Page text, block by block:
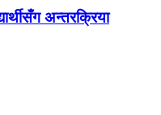
अन्तरक्रिया